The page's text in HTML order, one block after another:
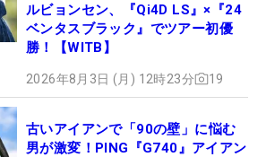
ルビョンセン、『Qi4D LS』×『24
ベンタスブラック』でツアー初優
勝！【WITB】
2026年8月3日 (月) 12時23分 19
古いアイアンで「90の壁」に悩む
男が激変！PING『G740』アイアン